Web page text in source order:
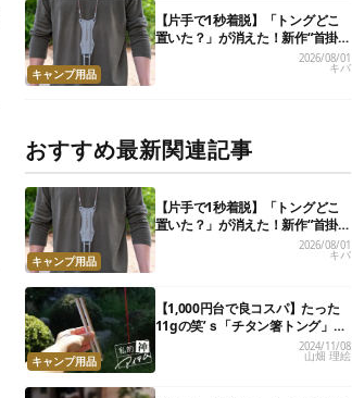
キャンプ用品
【片手で1秒着脱】「トングどこ
置いた？」が消えた！新作“首掛
けトング”、男心くすぐるギミッ
2026/08/01
キバ
おすすめ最新関連記事
キャンプ用品
【片手で1秒着脱】「トングどこ
置いた？」が消えた！新作“首掛
けトング”、男心くすぐるギミッ
2026/08/01
キバ
キャンプ用品
【1,000円台で良コスパ】たった
11gの笑’ｓ「チタン箸トング」
が、キャンプ飯のストレスを解消
2024/11/08
山畑 理絵